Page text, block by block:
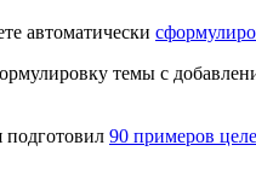
автоматически
темы с
подготовил 90 примеров